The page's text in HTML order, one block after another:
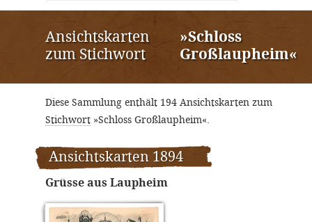
Ansichtskarten
zum Stichwort
»Schloss
Großlaupheim«
Diese Sammlung enthält 194 Ansichtskarten zum
Stichwort »Schloss Großlaupheim«.
Ansichtskarten 1894
Grüsse aus Laupheim